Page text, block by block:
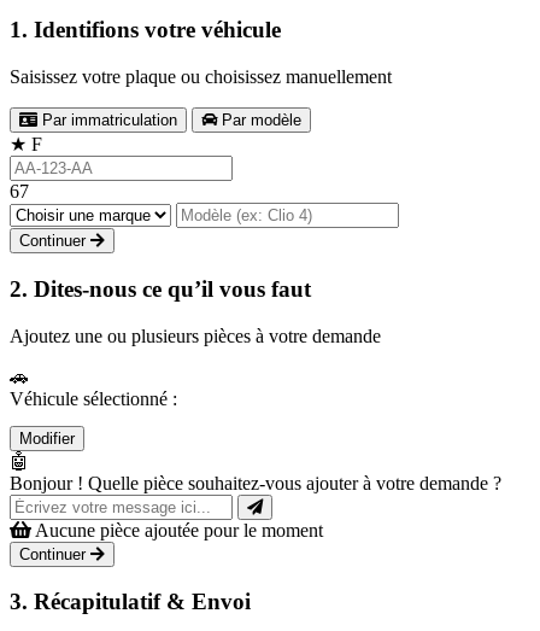
1. Identifions votre véhicule
Saisissez votre plaque ou choisissez manuellement
Par immatriculation Par modèle
★ F
67
Continuer
2. Dites-nous ce qu’il vous faut
Ajoutez une ou plusieurs pièces à votre demande
🚗
Véhicule sélectionné :
Modifier
🤖
Bonjour ! Quelle pièce souhaitez-vous ajouter à votre demande ?
Aucune pièce ajoutée pour le moment
Continuer
3. Récapitulatif & Envoi